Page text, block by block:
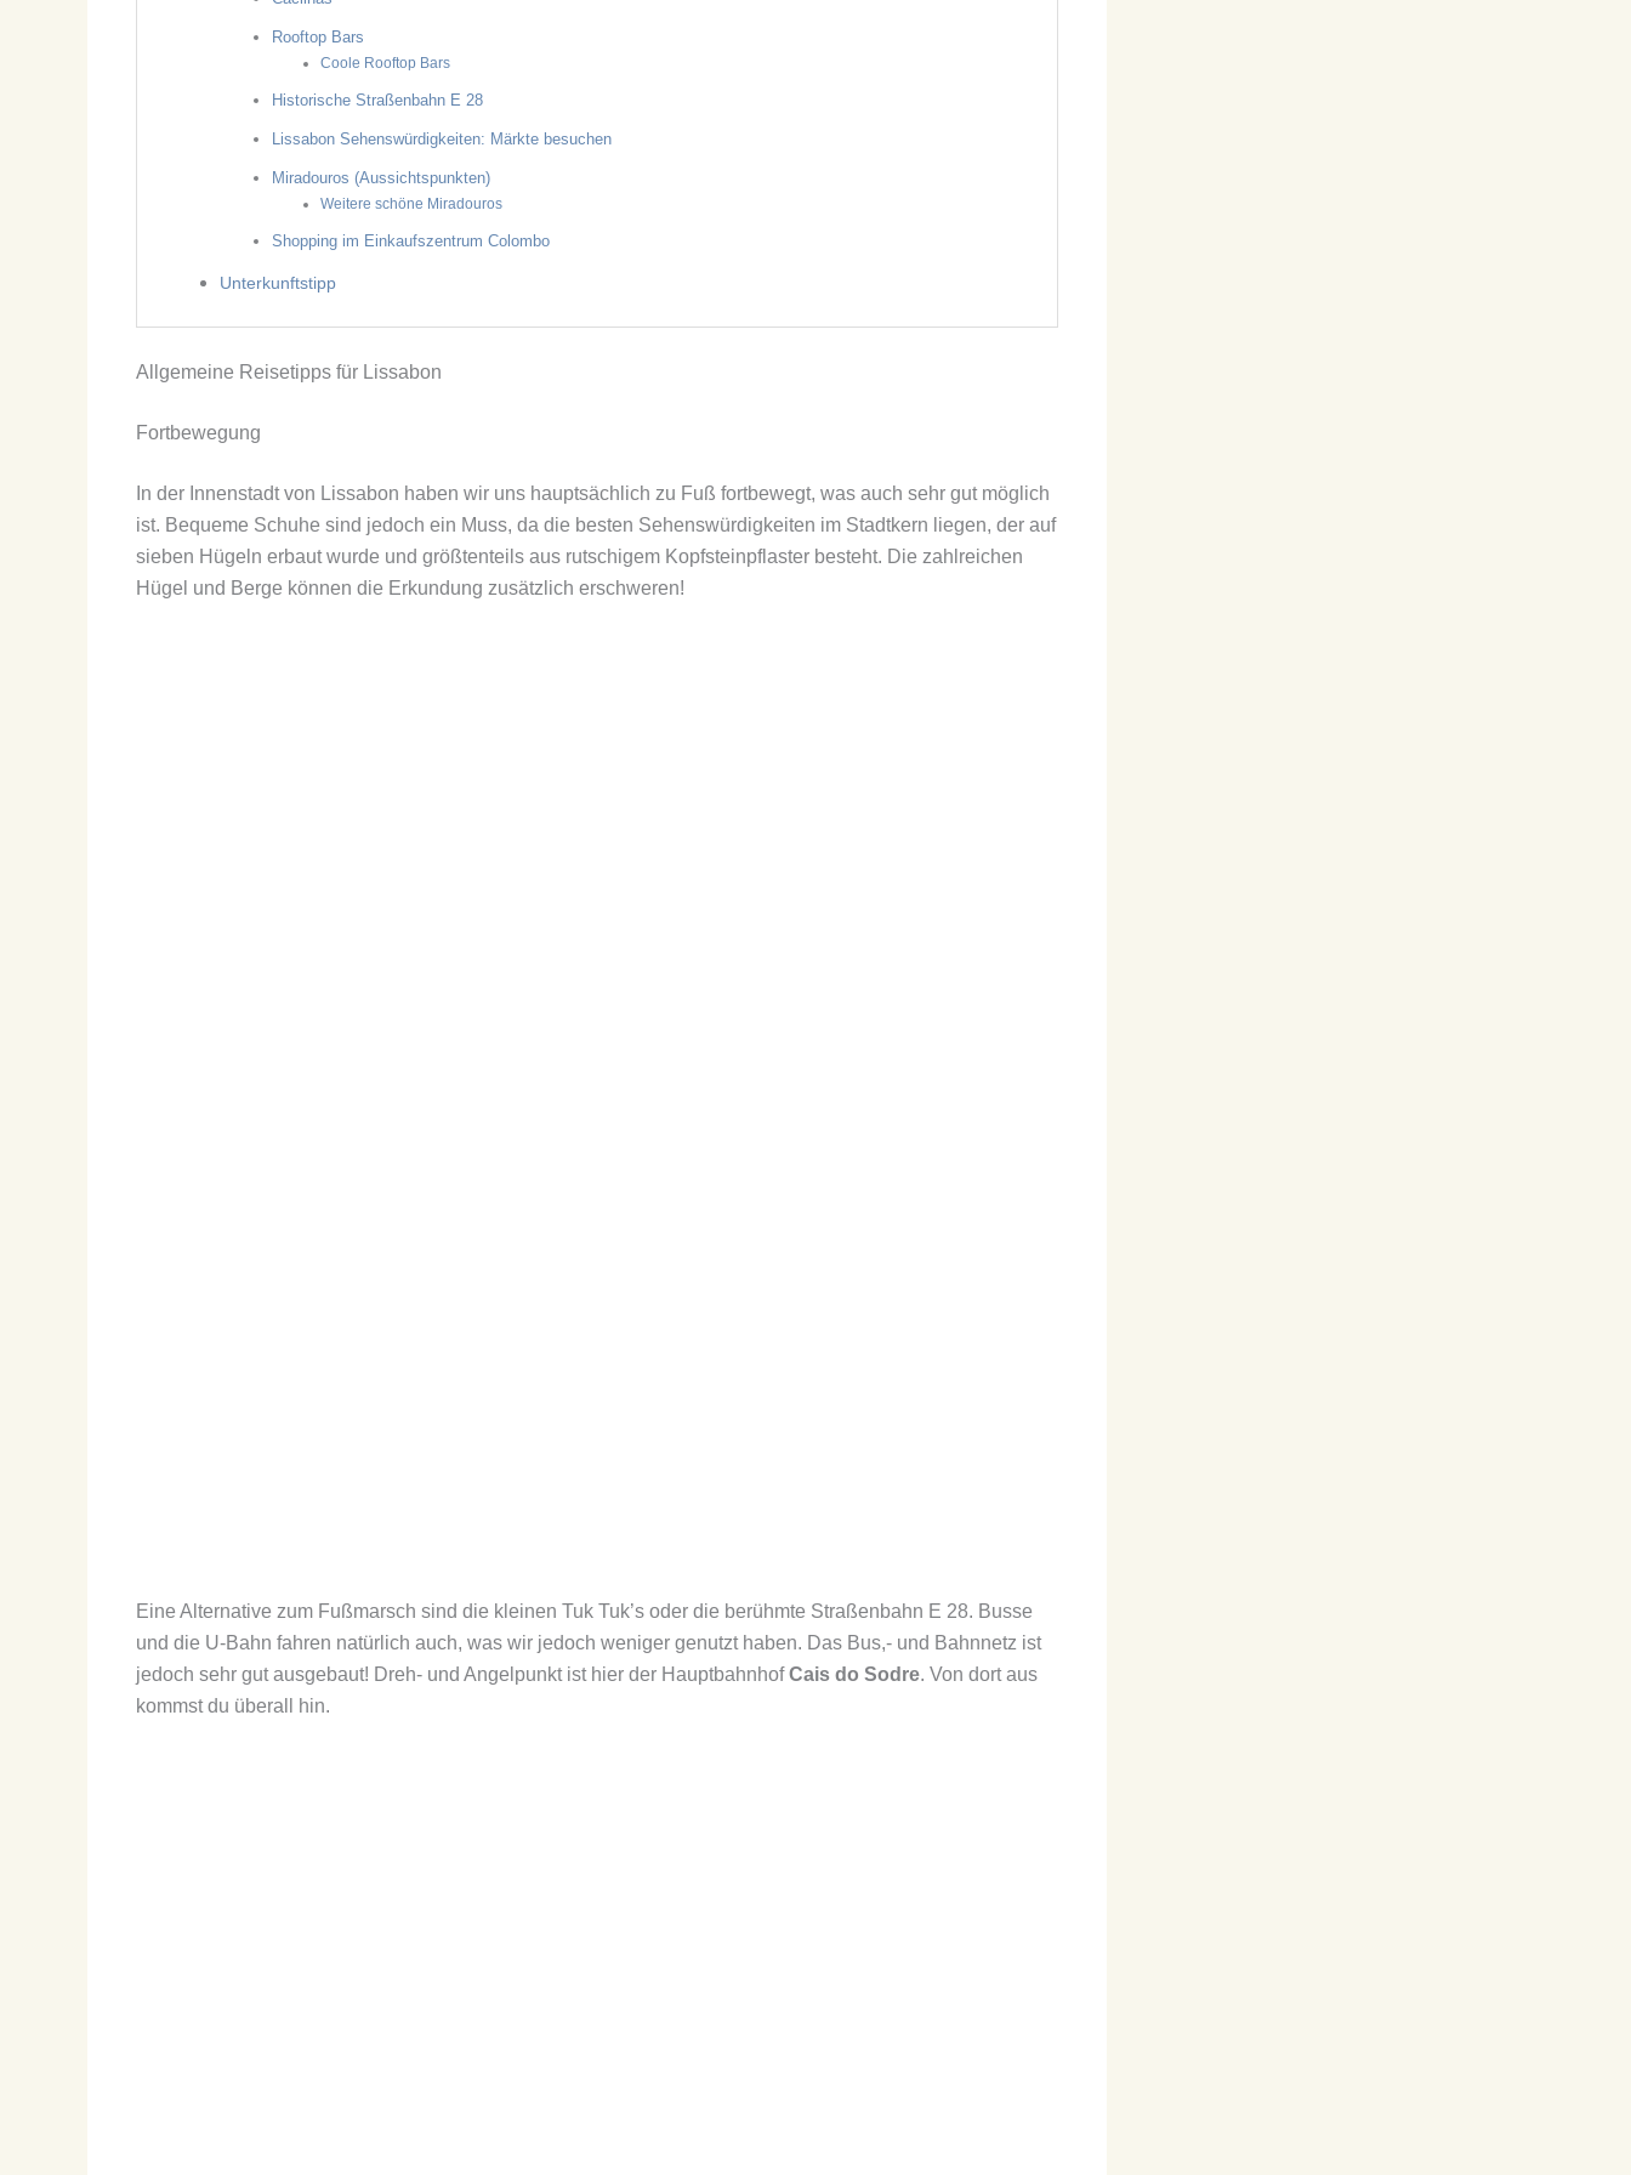
Rooftop Bars
Coole Rooftop Bars
Historische Straßenbahn E 28
Lissabon Sehenswürdigkeiten: Märkte besuchen
Miradouros (Aussichtspunkten)
Weitere schöne Miradouros
Shopping im Einkaufszentrum Colombo
Unterkunftstipp
Allgemeine Reisetipps für Lissabon
Fortbewegung
In der Innenstadt von Lissabon haben wir uns hauptsächlich zu Fuß fortbewegt, was auch sehr gut möglich
ist. Bequeme Schuhe sind jedoch ein Muss, da die besten Sehenswürdigkeiten im Stadtkern liegen, der auf
sieben Hügeln erbaut wurde und größtenteils aus rutschigem Kopfsteinpflaster besteht. Die zahlreichen
Hügel und Berge können die Erkundung zusätzlich erschweren!
Eine Alternative zum Fußmarsch sind die kleinen Tuk Tuk’s oder die berühmte Straßenbahn E 28. Busse
und die U-Bahn fahren natürlich auch, was wir jedoch weniger genutzt haben. Das Bus,- und Bahnnetz ist
jedoch sehr gut ausgebaut! Dreh- und Angelpunkt ist hier der HauptbahnhofCais do Sodre. Von dort aus
kommst du überall hin.